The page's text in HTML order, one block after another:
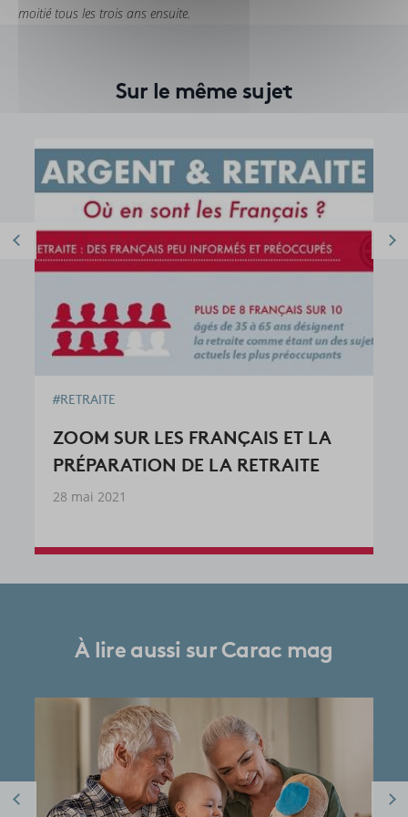
moitié tous les trois ans ensuite.
Sur le même sujet
#RETRAITE
ZOOM SUR LES FRANÇAIS ET LA
PRÉPARATION DE LA RETRAITE
28 mai 2021
À lire aussi sur Carac mag